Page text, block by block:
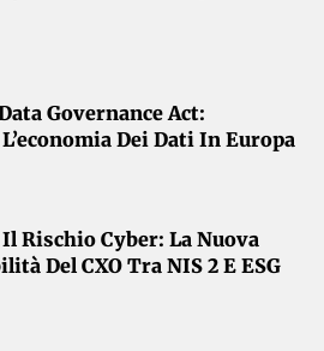
Governance Act:
Dei Dati In Europa
Rischio Cyber: La Nuova
Del CXO Tra NIS 2 E ESG